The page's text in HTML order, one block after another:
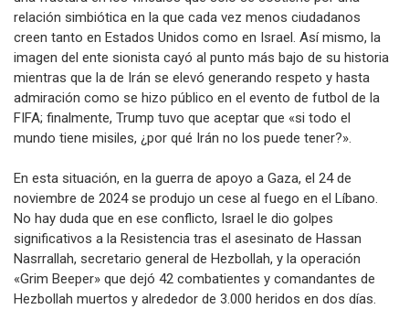
relación simbiótica en la que cada vez menos ciudadanos
creen tanto en Estados Unidos como en Israel. Así mismo, la
imagen del ente sionista cayó al punto más bajo de su historia
mientras que la de Irán se elevó generando respeto y hasta
admiración como se hizo público en el evento de futbol de la
FIFA; finalmente, Trump tuvo que aceptar que «si todo el
mundo tiene misiles, ¿por qué Irán no los puede tener?».
En esta situación, en la guerra de apoyo a Gaza, el 24 de
noviembre de 2024 se produjo un cese al fuego en el Líbano.
No hay duda que en ese conflicto, Israel le dio golpes
significativos a la Resistencia tras el asesinato de Hassan
Nasrrallah, secretario general de Hezbollah, y la operación
«Grim Beeper» que dejó 42 combatientes y comandantes de
Hezbollah muertos y alrededor de 3.000 heridos en dos días.